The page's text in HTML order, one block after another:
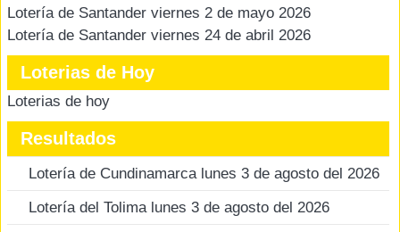
Lotería de Santander viernes 2 de mayo 2026
Lotería de Santander viernes 24 de abril 2026
Loterias de Hoy
Loterias de hoy
Resultados
Lotería de Cundinamarca lunes 3 de agosto del 2026
Lotería del Tolima lunes 3 de agosto del 2026